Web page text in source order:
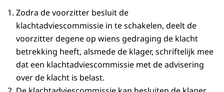
Zodra de voorzitter besluit de
klachtadviescommissie in te schakelen, deelt de
voorzitter degene op wiens gedraging de klacht
betrekking heeft, alsmede de klager, schriftelijk mee
dat een klachtadviescommissie met de advisering
over de klacht is belast.